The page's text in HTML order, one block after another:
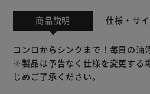
商品説明 仕様・サ
コンロからシンクまで！毎日の油
※製品は予告なく仕様を変更する
じめご了承ください。